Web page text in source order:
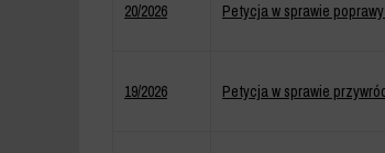
20/2026 Petycja w sprawie
19/2026 Petycja w sprawie